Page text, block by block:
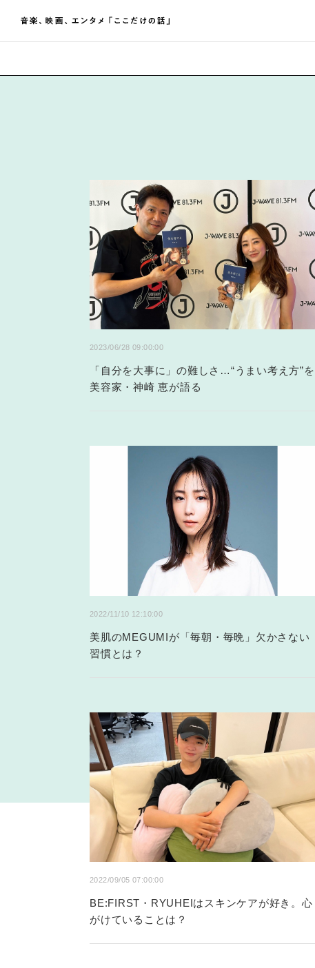
2023/06/28 09:00:00
「自分を大事に」の難しさ…“うまい考え方”を
美容家・神崎 恵が語る
2022/11/10 12:10:00
美肌のMEGUMIが「毎朝・毎晩」欠かさない
習慣とは？
2022/09/05 07:00:00
BE:FIRST・RYUHEIはスキンケアが好き。心
がけていることは？